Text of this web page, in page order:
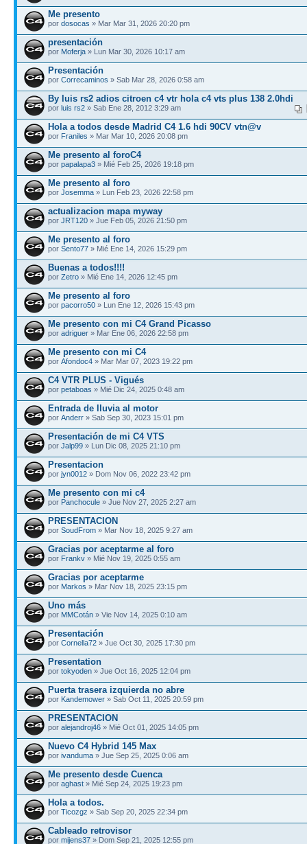
Me presento
por dosocas » Mar Mar 31, 2026 20:20 pm
presentación
por Moferja » Lun Mar 30, 2026 10:17 am
Presentación
por Correcaminos » Sab Mar 28, 2026 0:58 am
By luis rs2 adios citroen c4 vtr hola c4 vts plus 138 2.0hdi
por luis rs2 » Sab Ene 28, 2012 3:29 am
Hola a todos desde Madrid C4 1.6 hdi 90CV vtn@v
por Franiles » Mar Mar 10, 2026 20:08 pm
Me presento al foroC4
por papalapa3 » Mié Feb 25, 2026 19:18 pm
Me presento al foro
por Josemma » Lun Feb 23, 2026 22:58 pm
actualizacion mapa myway
por JRT120 » Jue Feb 05, 2026 21:50 pm
Me presento al foro
por Sento77 » Mié Ene 14, 2026 15:29 pm
Buenas a todos!!!!
por Zetro » Mié Ene 14, 2026 12:45 pm
Me presento al foro
por pacorro50 » Lun Ene 12, 2026 15:43 pm
Me presento con mi C4 Grand Picasso
por adriguer » Mar Ene 06, 2026 22:58 pm
Me presento con mi C4
por Afondoc4 » Mar Mar 07, 2023 19:22 pm
C4 VTR PLUS - Vigués
por petaboas » Mié Dic 24, 2025 0:48 am
Entrada de lluvia al motor
por Anderr » Sab Sep 30, 2023 15:01 pm
Presentación de mi C4 VTS
por Jalp99 » Lun Dic 08, 2025 21:10 pm
Presentacion
por jyn0012 » Dom Nov 06, 2022 23:42 pm
Me presento con mi c4
por Panchocule » Jue Nov 27, 2025 2:27 am
PRESENTACION
por SoudFrom » Mar Nov 18, 2025 9:27 am
Gracias por aceptarme al foro
por Frankv » Mié Nov 19, 2025 0:55 am
Gracias por aceptarme
por Markos » Mar Nov 18, 2025 23:15 pm
Uno más
por MMCotán » Vie Nov 14, 2025 0:10 am
Presentación
por Cornella72 » Jue Oct 30, 2025 17:30 pm
Presentation
por tokyoden » Jue Oct 16, 2025 12:04 pm
Puerta trasera izquierda no abre
por Kandemower » Sab Oct 11, 2025 20:59 pm
PRESENTACION
por alejandroj46 » Mié Oct 01, 2025 14:05 pm
Nuevo C4 Hybrid 145 Max
por ivanduma » Jue Sep 25, 2025 0:06 am
Me presento desde Cuenca
por aghast » Mié Sep 24, 2025 19:23 pm
Hola a todos.
por Ticozgz » Sab Sep 20, 2025 22:34 pm
Cableado retrovisor
por mijens37 » Dom Sep 21, 2025 12:55 pm